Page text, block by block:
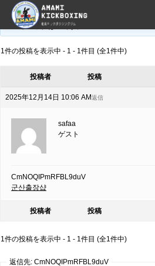
フロントページ › フォーラム
このトピックは空です。
1件の投稿を表示中 - 1 - 1件目 (全1件中)
投稿者 投稿
2025年12月14日 10:06 AM返信
safaa
ゲスト
CmNOQIPmRFBL9duV
군산출장샵
投稿者 投稿
1件の投稿を表示中 - 1 - 1件目 (全1件中)
返信先: CmNOQIPmRFBL9duV